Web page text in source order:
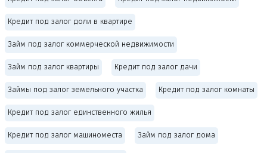
Кредит под залог доли в квартире
Займ под залог коммерческой недвижимости
Займ под залог квартиры Кредит под залог дачи
Займы под залог земельного участка Кредит под залог комнаты
Кредит под залог единственного жилья
Кредит под залог машиноместа Займ под залог дома